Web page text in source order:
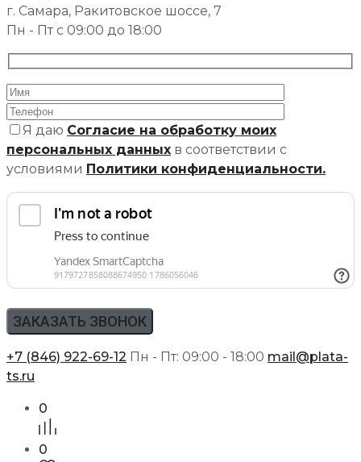
г. Самара, Ракитовское шоссе, 7
Пн - Пт с 09:00 до 18:00
Я даю Согласие на обработку моих
персональных данных в соответствии с
условиями Политики конфиденциальности.
+7 (846) 922-69-12 Пн - Пт: 09:00 - 18:00 mail@plata-
ts.ru
0
0